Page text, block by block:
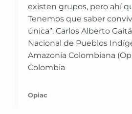
existen grupos, pero ahí
Tenemos que saber
única”. Carlos Alberto
Nacional de Pueblos
Amazonía Colombiana
Colombia
Opiac